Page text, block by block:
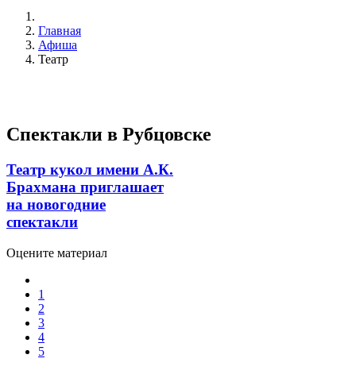
Главная
Афиша
Театр
Спектакли в Рубцовске
Театр кукол имени А.К.
Брахмана приглашает
на новогодние
спектакли
Оцените материал
1
2
3
4
5